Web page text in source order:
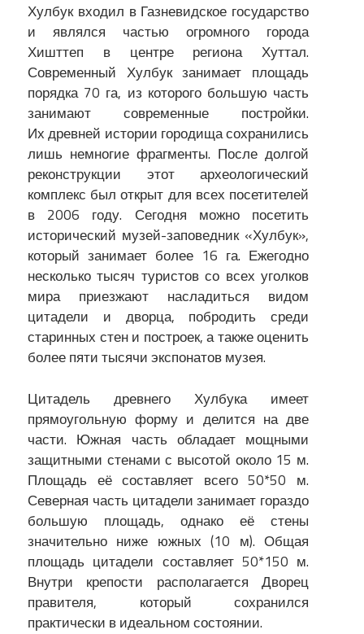
Хулбук входил в Газневидское государство
и являлся частью огромного города
Хишттеп в центре региона Хуттал.
Современный Хулбук занимает площадь
порядка 70 га, из которого большую часть
занимают современные постройки.
Их древней истории городища сохранились
лишь немногие фрагменты. После долгой
реконструкции этот археологический
комплекс был открыт для всех посетителей
в 2006 году. Сегодня можно посетить
исторический музей-заповедник «Хулбук»,
который занимает более 16 га. Ежегодно
несколько тысяч туристов со всех уголков
мира приезжают насладиться видом
цитадели и дворца, побродить среди
старинных стен и построек, а также оценить
более пяти тысячи экспонатов музея.
Цитадель древнего Хулбука имеет
прямоугольную форму и делится на две
части. Южная часть обладает мощными
защитными стенами с высотой около 15 м.
Площадь её составляет всего 50*50 м.
Северная часть цитадели занимает гораздо
большую площадь, однако её стены
значительно ниже южных (10 м). Общая
площадь цитадели составляет 50*150 м.
Внутри крепости располагается Дворец
правителя, который сохранился
практически в идеальном состоянии.